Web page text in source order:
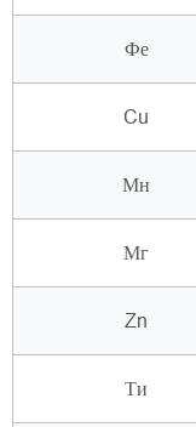
Фе
Cu
Мн
Мг
Zn
Ти